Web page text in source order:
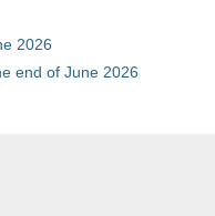
2026
end of June 2026